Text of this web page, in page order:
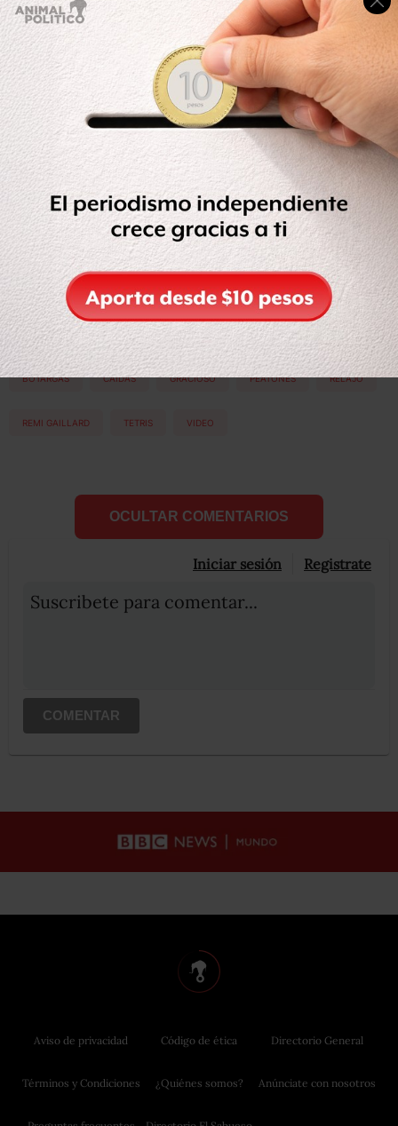
Compartir Leer después
Etiquetas:
BOTARGAS CAÍDAS GRACIOSO PEATONES RELAJO
REMI GAILLARD TETRIS VIDEO
OCULTAR COMENTARIOS
Iniciar sesión Registrate
Suscribete para comentar...
COMENTAR
Aviso de privacidad
Términos y Condiciones
Código de ética
¿Quiénes somos?
Directorio General
Anúnciate con nosotros